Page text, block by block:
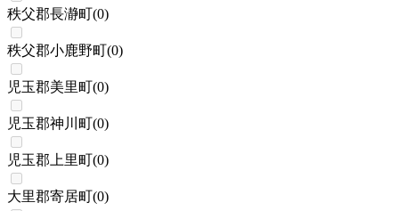
秩父郡長瀞町(0)
秩父郡小鹿野町(0)
児玉郡美里町(0)
児玉郡神川町(0)
児玉郡上里町(0)
大里郡寄居町(0)